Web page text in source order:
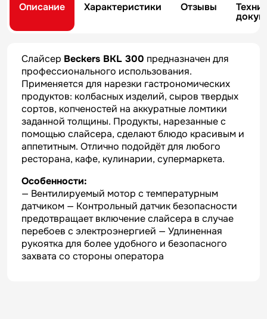
Описание Характеристики Отзывы
Слайсер Beckers BKL 300 предназначен для
профессионального использования.
Применяется для нарезки гастрономических
продуктов: колбасных изделий, сыров твердых
сортов, копченостей на аккуратные ломтики
заданной толщины. Продукты, нарезанные с
помощью слайсера, сделают блюдо красивым и
аппетитным. Отлично подойдёт для любого
ресторана, кафе, кулинарии, супермаркета.
Особенности:
— Вентилируемый мотор с температурным
датчиком — Контрольный датчик безопасности
предотвращает включение слайсера в случае
перебоев с электроэнергией — Удлиненная
рукоятка для более удобного и безопасного
захвата со стороны оператора